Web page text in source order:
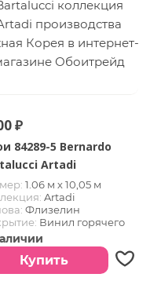
₽
84289-5 Bernardo
Artadi
1.06 м х 10,05 м
Artadi
Флизелин
Винил горячего
Южная Корея
Купить